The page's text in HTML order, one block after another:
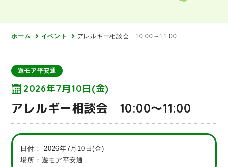
ホーム イベント アレルギー相談会 10:00～11:00
遊モア平安通
2026年7月10日(金)
アレルギー相談会 10:00～11:00
日付：2026年7月10日(金)
場所：遊モア平安通